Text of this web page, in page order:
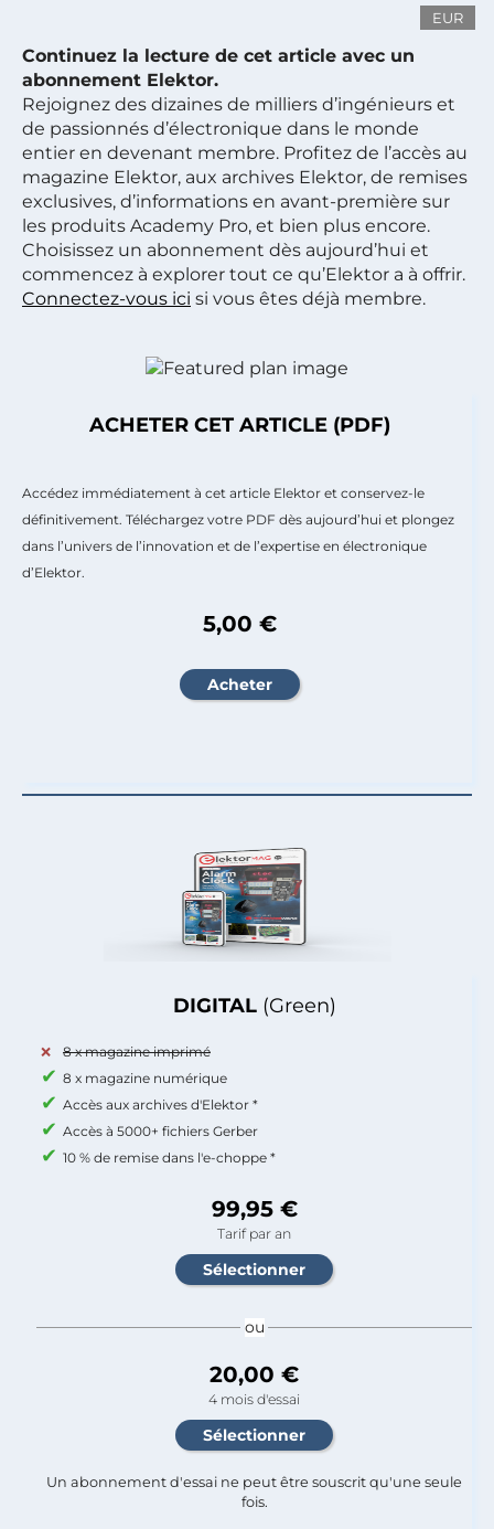
EUR
Continuez la lecture de cet article avec un
abonnement Elektor.
Rejoignez des dizaines de milliers d’ingénieurs et
de passionnés d’électronique dans le monde
entier en devenant membre. Profitez de l’accès au
magazine Elektor, aux archives Elektor, de remises
exclusives, d’informations en avant-première sur
les produits Academy Pro, et bien plus encore.
Choisissez un abonnement dès aujourd’hui et
commencez à explorer tout ce qu’Elektor a à offrir.
Connectez-vous ici si vous êtes déjà membre.
DIGITAL (Green)
8 x magazine imprimé
8 x magazine numérique
Accès aux archives d'Elektor *
Accès à 5000+ fichiers Gerber
10 % de remise dans l'e-choppe *
99,95 €
Tarif par an
ou
20,00 €
4 mois d'essai
Un abonnement d'essai ne peut être souscrit qu'une seule
fois.​
ACHETER CET ARTICLE (PDF)
Accédez immédiatement à cet article Elektor et conservez-le
définitivement. Téléchargez votre PDF dès aujourd’hui et plongez
dans l’univers de l’innovation et de l’expertise en électronique
d’Elektor.
5,00 €